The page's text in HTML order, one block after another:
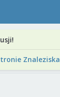
Znaleziska